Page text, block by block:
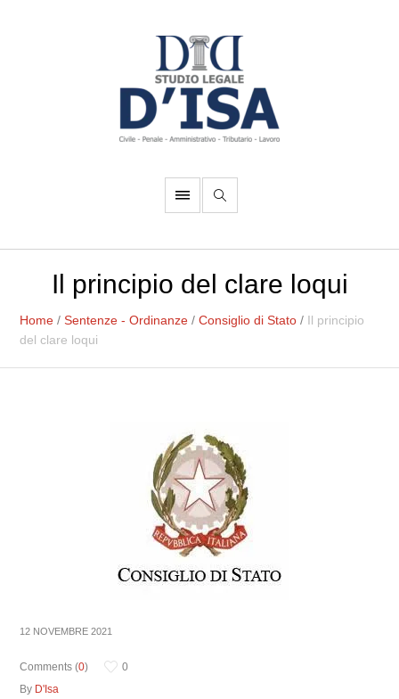
Il principio del clare loqui
Home /Sentenze - Ordinanze /Consiglio di Stato / Il principio
del clare loqui
12 NOVEMBRE 2021
Comments (0)
0
By D'Isa